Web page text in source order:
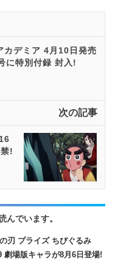
カデミア 4月10日発売
に特別付録 封入!
次の記事
!
んでいます。
刃 プライズ ちびぐるみ
劇場版キャラが8月6日登場!